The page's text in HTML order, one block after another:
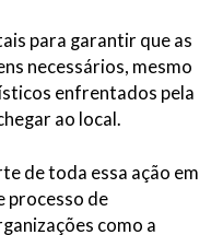
para garantir que as
necessários, mesmo
enfrentados pela
ao local.
de toda essa ação em
processo de
como a